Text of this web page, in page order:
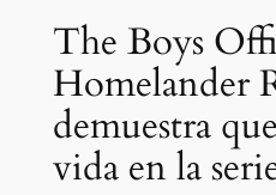
The Boys
Homelander
demuestra
vida en la